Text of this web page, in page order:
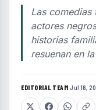
Las
actores
historias
resuenan en
EDITORIAL TEAM·Jul 16,